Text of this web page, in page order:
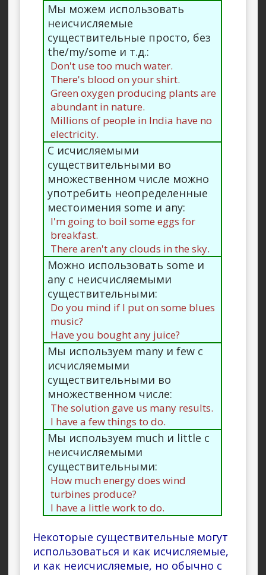
Мы можем использовать
неисчисляемые
существительные просто, без
the/my/some и т.д.:
Don't use too much water.
There's blood on your shirt.
Green oxygen producing plants are
abundant in nature.
Millions of people in India have no
electricity.
С исчисляемыми
существительными во
множественном числе можно
употребить неопределенные
местоимения some и any:
I'm going to boil some eggs for
breakfast.
There aren't any clouds in the sky.
Можно использовать some и
any с неисчисляемыми
существительными:
Do you mind if I put on some blues
music?
Have you bought any juice?
Мы используем many и few с
исчисляемыми
существительными во
множественном числе:
The solution gave us many results.
I have a few things to do.
Мы используем much и little с
неисчисляемыми
существительными:
How much energy does wind
turbines produce?
I have a little work to do.
Некоторые существительные могут
использоваться и как исчисляемые,
и как неисчисляемые, но обычно с